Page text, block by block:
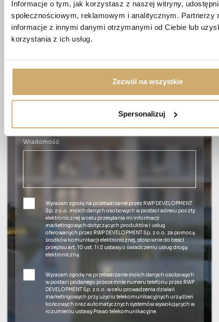
Informacje o tym, jak korzystasz z naszej witryny,
społecznościowym, reklamowym i analitycznym. Partnerzy
informacje z innymi danymi otrzymanymi od Ciebie lub
korzystania z ich usług.
Zezwól na wszystkie
Spersonalizuj
Nazwisko *
Numer telefonu *
Wiadomość
Wyrażam zgodę na przetwarzanie przez RWP DEVELOPMENT
Sp. z o.o. moich danych osobowych w postaci adresu poczty
elektronicznej w celu przesyłania mi informacji
marketingowych dotyczących produktów i usług
oferowanych przez RWP DEVELOPMENT Sp. z o.o. za pomocą
środków komunikacji elektronicznej, stosownie do treści
przepisu art. 10 ust. 1 i 2 ustawy o świadczeniu usług drogą
elektroniczną.
Wyrażam zgodę na przetwarzanie moich danych osobowych
w postaci podanego przeze mnie numeru telefonu przez RWP
DEVELOPMENT Sp. z o.o. w celu prowadzenia działań
marketingowych przy użyciu telekomunikacyjnych urządzeń
końcowych oraz automatycznych systemów wywołujących w
rozumieniu ustawy Prawo telekomunikacyjne.